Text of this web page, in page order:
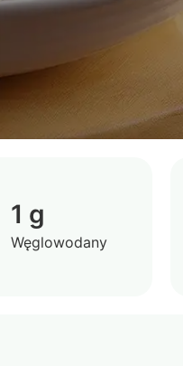
1 g
Węglowodany